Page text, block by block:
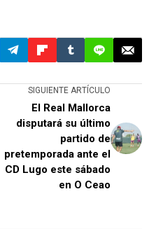
SIGUIENTE ARTÍCULO
El Real Mallorca
disputará su último
partido de
pretemporada ante el
CD Lugo este sábado
en O Ceao